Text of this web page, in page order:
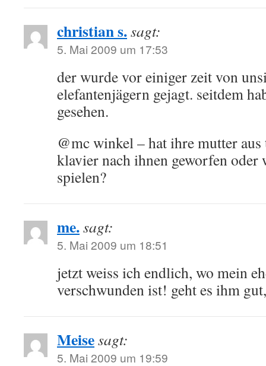
christian s.sagt:
5. Mai 2009 um 17:53
der wurde vor einiger zeit von
elefantenjägern gejagt. seitdem
gesehen.
@mc winkel – hat ihre mutter
klavier nach ihnen geworfen oder
spielen?
me.sagt:
5. Mai 2009 um 18:51
jetzt weiss ich endlich, wo mein
verschwunden ist! geht es ihm
Meisesagt:
5. Mai 2009 um 19:59